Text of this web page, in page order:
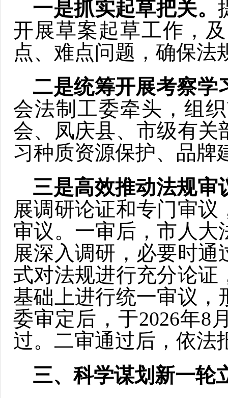
一是抓实起草把关。
开展草案起草工作，
点、难点问题，确保法
二是统筹开展考察学
会法制工委牵头，组
会、凤庆县、市级有关
习种质资源保护、品牌
三是高效推动法规审
展调研论证和专门审
审议。一审后，市人大
展深入调研，必要时
式对法规进行充分论证
基础上进行统一审议，
委审定后，于2026年8
过。二审通过后，依法
三、科学谋划新一轮